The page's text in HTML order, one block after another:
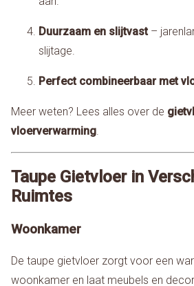
Duurzaam en slijtvast–
slijtage.
Perfect combineerbaar met
Meer weten? Lees alles over de
vloerverwarming.
Taupe Gietvloer in
Ruimtes
Woonkamer
De taupe gietvloer zorgt voor een
woonkamer en laat meubels en